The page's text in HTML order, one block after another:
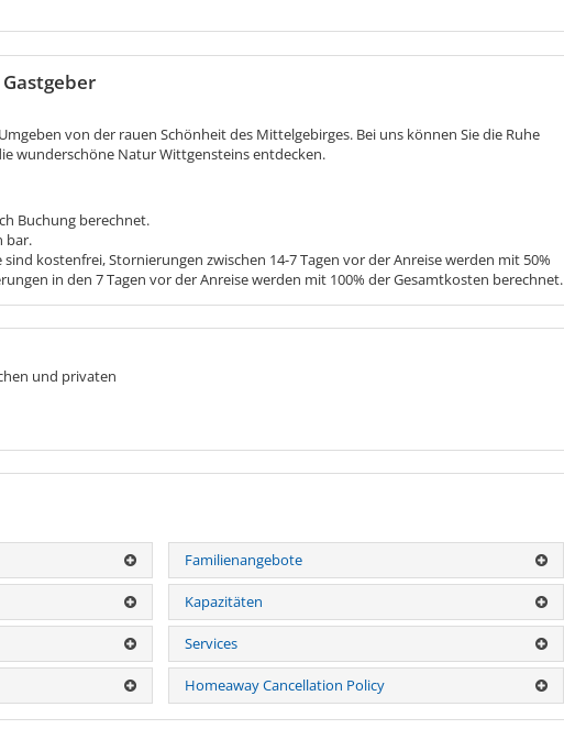
von der rauen Schönheit des Mittelgebirges. Bei uns können Sie die Ruhe
wunderschöne Natur Wittgensteins entdecken.
Buchung berechnet.
bar.
kostenfrei, Stornierungen zwischen 14-7 Tagen vor der Anreise werden mit 50%
in den 7 Tagen vor der Anreise werden mit 100% der Gesamtkosten berechnet.
und privaten
Familienangebote
Kapazitäten
Services
Homeaway Cancellation Policy